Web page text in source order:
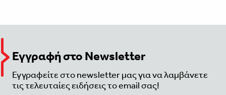
Εγγραφή στο Newsletter
Εγγραφείτε στο newsletter μας για να λαμβάνετε
τις τελευταίες ειδήσεις το email σας!